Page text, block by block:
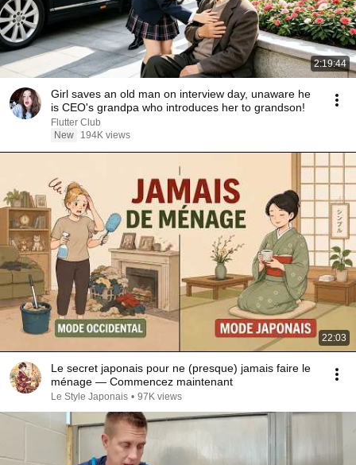
2:19:44
Girl saves an old man on interview day, unaware he
is CEO's grandpa who introduces her to grandson!
Flutter Club
New
194K views
22:03
Le secret japonais pour ne (presque) jamais faire le
ménage — Commencez maintenant
Le Style Japonais • 97K views